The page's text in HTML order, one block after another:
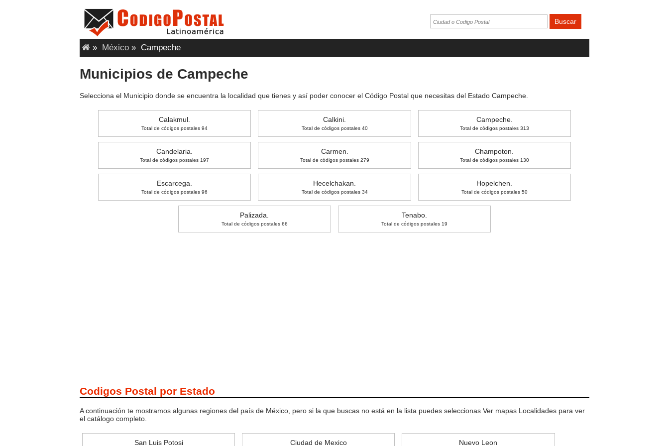
» México » Campeche
Municipios de Campeche
Selecciona el Municipio donde se encuentra la localidad que tienes y así poder conocer el Código Postal que necesitas del Estado Campeche.
Calakmul.
Total de códigos postales 94
Calkini.
Total de códigos postales 40
Campeche.
Total de códigos postales 313
Candelaria.
Total de códigos postales 197
Carmen.
Total de códigos postales 279
Champoton.
Total de códigos postales 130
Escarcega.
Total de códigos postales 96
Hecelchakan.
Total de códigos postales 34
Hopelchen.
Total de códigos postales 50
Palizada.
Total de códigos postales 66
Tenabo.
Total de códigos postales 19
Codigos Postal por Estado
A continuación te mostramos algunas regiones del país de México, pero si la que buscas no está en la lista puedes seleccionas Ver mapas Localidades para ver
el catálogo completo.
San Luis Potosi Ciudad de Mexico Nuevo Leon